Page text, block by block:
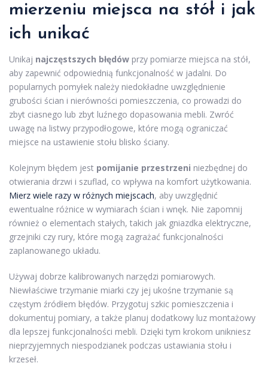
mierzeniu miejsca na stół i jak
ich unikać
Unikaj najczęstszych błędów przy pomiarze miejsca na stół,
aby zapewnić odpowiednią funkcjonalność w jadalni. Do
popularnych pomyłek należy niedokładne uwzględnienie
grubości ścian i nierówności pomieszczenia, co prowadzi do
zbyt ciasnego lub zbyt luźnego dopasowania mebli. Zwróć
uwagę na listwy przypodłogowe, które mogą ograniczać
miejsce na ustawienie stołu blisko ściany.
Kolejnym błędem jest pomijanie przestrzeni niezbędnej do
otwierania drzwi i szuflad, co wpływa na komfort użytkowania.
Mierz wiele razy w różnych miejscach, aby uwzględnić
ewentualne różnice w wymiarach ścian i wnęk. Nie zapomnij
również o elementach stałych, takich jak gniazdka elektryczne,
grzejniki czy rury, które mogą zagrażać funkcjonalności
zaplanowanego układu.
Używaj dobrze kalibrowanych narzędzi pomiarowych.
Niewłaściwe trzymanie miarki czy jej ukośne trzymanie są
częstym źródłem błędów. Przygotuj szkic pomieszczenia i
dokumentuj pomiary, a także planuj dodatkowy luz montażowy
dla lepszej funkcjonalności mebli. Dzięki tym krokom unikniesz
nieprzyjemnych niespodzianek podczas ustawiania stołu i
krzeseł.